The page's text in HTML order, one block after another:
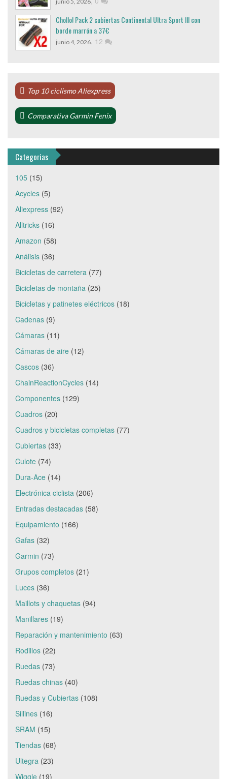
Chollo! Pack 2 cubiertas Continental Ultra Sport III con
borde marrón a 37€
junio 4, 2026, 12
Top 10 ciclismo Aliexpress
Comparativa Garmin Fenix
Categorias
105 (15)
Acycles (5)
Aliexpress (92)
Alltricks (16)
Amazon (58)
Análisis (36)
Bicicletas de carretera (77)
Bicicletas de montaña (25)
Bicicletas y patinetes eléctricos (18)
Cadenas (9)
Cámaras (11)
Cámaras de aire (12)
Cascos (36)
ChainReactionCycles (14)
Componentes (129)
Cuadros (20)
Cuadros y bicicletas completas (77)
Cubiertas (33)
Culote (74)
Dura-Ace (14)
Electrónica ciclista (206)
Entradas destacadas (58)
Equipamiento (166)
Gafas (32)
Garmin (73)
Grupos completos (21)
Luces (36)
Maillots y chaquetas (94)
Manillares (19)
Reparación y mantenimiento (63)
Rodillos (22)
Ruedas (73)
Ruedas chinas (40)
Ruedas y Cubiertas (108)
Sillines (16)
SRAM (15)
Tiendas (68)
Ultegra (23)
Wiggle (19)